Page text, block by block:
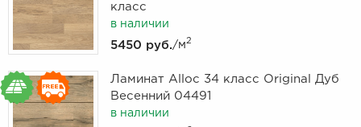
класс
в наличии
5450 руб. /м 2
Ламинат Alloc 34 класс Original Дуб
Весенний 04491
в наличии